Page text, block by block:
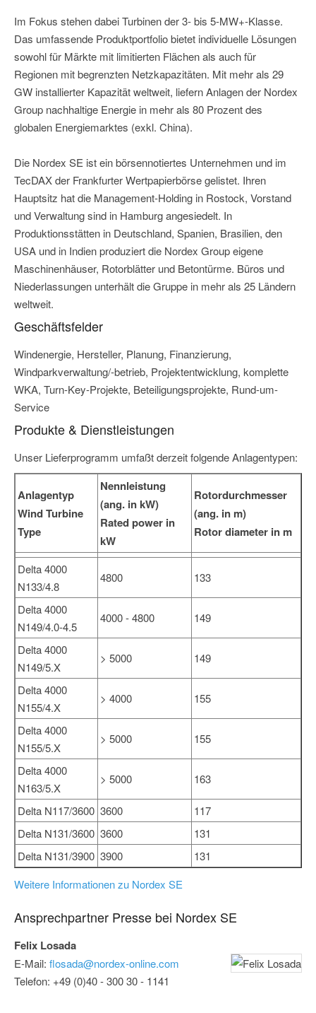
Im Fokus stehen dabei Turbinen der 3- bis 5-MW+-Klasse.
Das umfassende Produktportfolio bietet individuelle Lösungen
sowohl für Märkte mit limitierten Flächen als auch für
Regionen mit begrenzten Netzkapazitäten. Mit mehr als 29
GW installierter Kapazität weltweit, liefern Anlagen der Nordex
Group nachhaltige Energie in mehr als 80 Prozent des
globalen Energiemarktes (exkl. China).
Die Nordex SE ist ein börsennotiertes Unternehmen und im
TecDAX der Frankfurter Wertpapierbörse gelistet. Ihren
Hauptsitz hat die Management-Holding in Rostock, Vorstand
und Verwaltung sind in Hamburg angesiedelt. In
Produktionsstätten in Deutschland, Spanien, Brasilien, den
USA und in Indien produziert die Nordex Group eigene
Maschinenhäuser, Rotorblätter und Betontürme. Büros und
Niederlassungen unterhält die Gruppe in mehr als 25 Ländern
weltweit.
Geschäftsfelder
Windenergie, Hersteller, Planung, Finanzierung,
Windparkverwaltung/-betrieb, Projektentwicklung, komplette
WKA, Turn-Key-Projekte, Beteiligungsprojekte, Rund-um-
Service
Produkte & Dienstleistungen
Unser Lieferprogramm umfaßt derzeit folgende Anlagentypen:
Anlagentyp
Wind Turbine
Type
Nennleistung
(ang. in kW)
Rated power in
kW
Rotordurchmesser
(ang. in m)
Rotor diameter in m
Delta 4000
N133/4.8
4800 133
Delta 4000
N149/4.0-4.5
4000 - 4800 149
Delta 4000
N149/5.X
> 5000 149
Delta 4000
N155/4.X
> 4000 155
Delta 4000
N155/5.X
> 5000 155
Delta 4000
N163/5.X
> 5000 163
Delta N117/3600 3600
117
Delta N131/3600 3600
131
Delta N131/3900 3900
131
Weitere Informationen zu Nordex SE
Ansprechpartner Presse bei Nordex SE
Felix Losada
E-Mail: flosada@nordex-online.com
Telefon: +49 (0)40 - 300 30 - 1141